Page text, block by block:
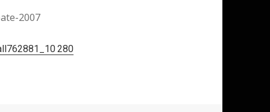
2007
280